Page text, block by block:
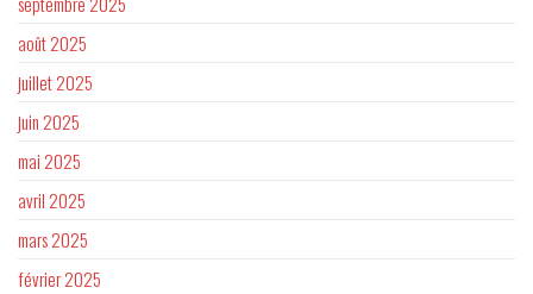
août 2025
juillet 2025
juin 2025
mai 2025
avril 2025
mars 2025
février 2025